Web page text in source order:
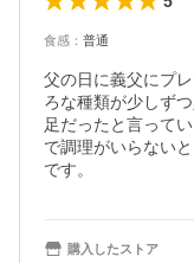
食感 ： 普通
父の日に義父にプ
ろな種類が少しず
足だったと言って
で調理がいらない
です。
購入したストア